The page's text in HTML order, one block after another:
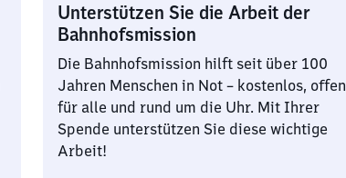
Unterstützen Sie die Arbeit der
Bahnhofsmission
Die Bahnhofsmission hilft seit über 100
Jahren Menschen in Not – kostenlos, offen
für alle und rund um die Uhr. Mit Ihrer
Spende unterstützen Sie diese wichtige
Arbeit!